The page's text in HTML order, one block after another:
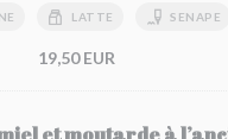
LATTE SENAPE
19,50 EUR